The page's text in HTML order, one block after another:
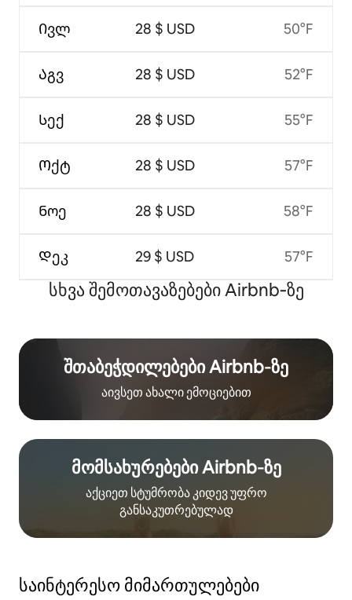
Ივლ
Აგვ
Სექ
Ოქტ
Ნოე
Დეკ
28 $ USD
28 $ USD
28 $ USD
28 $ USD
28 $ USD
29 $ USD
50°F
52°F
55°F
57°F
58°F
57°F
სხვა შემოთავაზებები Airbnb‑ზე
შთაბეჭდილებები Airbnb‑ზე
აივსეთ ახალი ემოციებით
მომსახურებები Airbnb‑ზე
აქციეთ სტუმრობა კიდევ უფრო
განსაკუთრებულად
საინტერესო მიმართულებები